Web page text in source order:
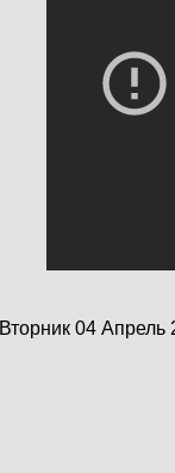
Вторник 04 Апрель